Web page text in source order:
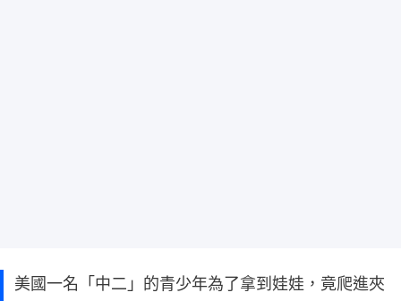
美國一名「中二」的青少年為了拿到娃娃，竟爬進夾